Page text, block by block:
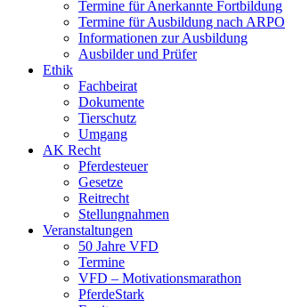
Termine für Anerkannte Fortbildung
Termine für Ausbildung nach ARPO
Informationen zur Ausbildung
Ausbilder und Prüfer
Ethik
Fachbeirat
Dokumente
Tierschutz
Umgang
AK Recht
Pferdesteuer
Gesetze
Reitrecht
Stellungnahmen
Veranstaltungen
50 Jahre VFD
Termine
VFD – Motivationsmarathon
PferdeStark